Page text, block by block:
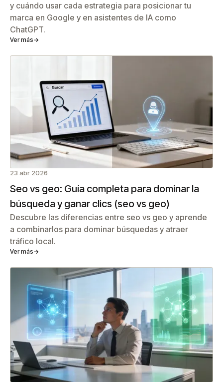
y cuándo usar cada estrategia para posicionar tu
marca en Google y en asistentes de IA como
ChatGPT.
Ver más→
23 abr 2026
Seo vs geo: Guía completa para dominar la
búsqueda y ganar clics (seo vs geo)
Descubre las diferencias entre seo vs geo y aprende
a combinarlos para dominar búsquedas y atraer
tráfico local.
Ver más→